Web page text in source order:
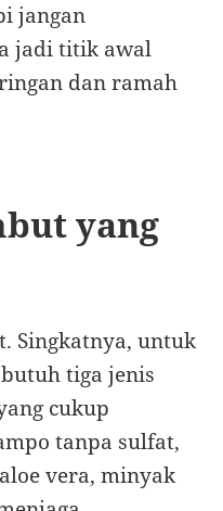
jangan
jadi titik awal
dan ramah
yang
Singkatnya, untuk
tiga jenis
cukup
tanpa sulfat,
vera, minyak